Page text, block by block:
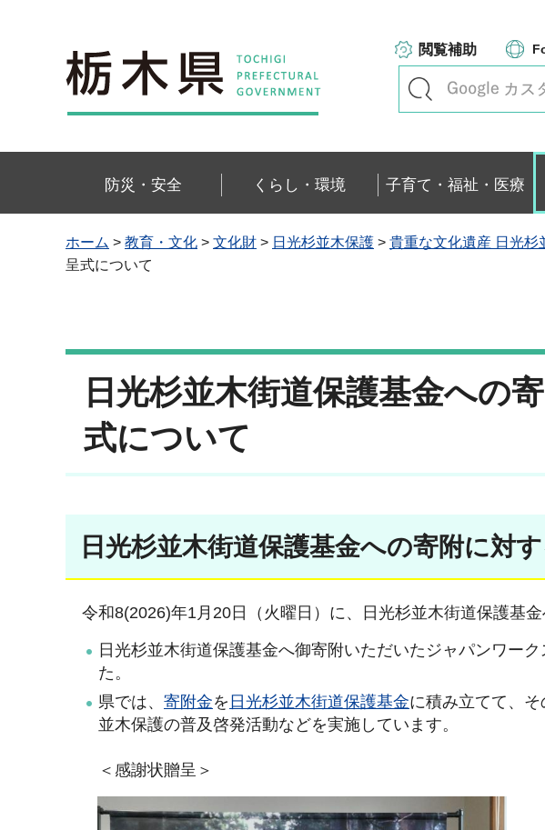
栃木県
閲覧補助
防災・安全 くらし・環境 子育て・福祉・医療
ホーム > 教育・文化 > 文化財 > 日光杉並木保護 > 貴重な文化遺産 日光杉
呈式について
日光杉並木街道保護基金への
式について
日光杉並木街道保護基金への寄附に対
令和8(2026)年1月20日（火曜日）に、日光杉並木街道保護基
日光杉並木街道保護基金へ御寄附いただいたジャパンワー
た。
県では、 寄附金を 日光杉並木街道保護基金に積み立てて、
並木保護の普及啓発活動などを実施しています。
＜感謝状贈呈＞